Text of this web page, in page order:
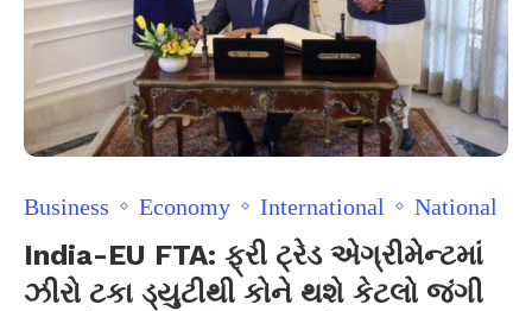
Business Economy International National
India-EU FTA: ફ્રી ટ્રેડ એગ્રીમેન્ટમાં
ઝીરો ટકા ડ્યુટીથી કોને થશે કેટલો જંગી